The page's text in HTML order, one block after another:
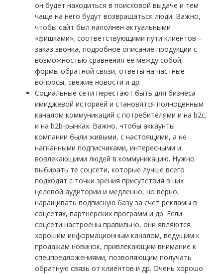
он будет находиться в поисковой выдаче и тем
чаще на него будут возвращаться люди. Важно,
чтобы сайт был наполнен актуальными
«фишками», соответствующими пути клиентов –
заказ звонка, подробное описание продукции с
возможностью сравнения ее между собой,
формы обратной связи, ответы на частные
вопросы, свежие новости и др.
Социальные сети перестают быть для бизнеса
имиджевой историей и становятся полноценным
каналом коммуникаций с потребителями и на b2c,
и на b2b-рынках. Важно, чтобы аккаунты
компании были живыми, с настоящими, а не
нагнанными подписчиками, интересными и
вовлекающими людей в коммуникацию. Нужно
выбирать те соцсети, которые лучше всего
подходят с точки зрения присутствия в них
целевой аудитории и медленно, но верно,
наращивать подписную базу за счет рекламы в
соцсетях, партнерских программ и др. Если
соцсети настроены правильно, они являются
хорошим информационным каналом, ведущим к
продажам новинок, привлекающим внимание к
спецпредложениями, позволяющим получать
обратную связь от клиентов и др. Очень хорошо